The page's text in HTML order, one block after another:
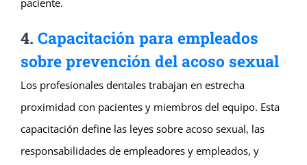
paciente.
4. Capacitación para empleados
sobre prevención del acoso sexual
Los profesionales dentales trabajan en estrecha
proximidad con pacientes y miembros del equipo. Esta
capacitación define las leyes sobre acoso sexual, las
responsabilidades de empleadores y empleados, y